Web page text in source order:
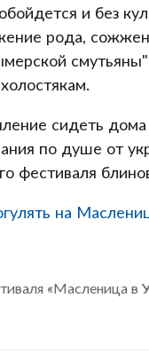
и без
рода,
сидеть
по душе от
фестиваля
на
«Масленица в